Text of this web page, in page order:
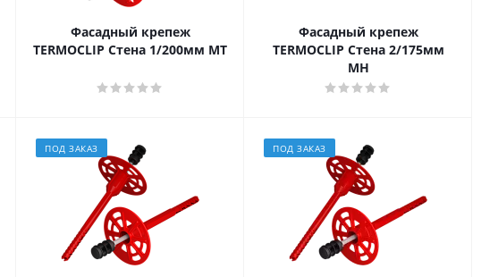
Фасадный крепеж
TERMOCLIP Стена 1/200мм МТ
Фасадный крепеж
TERMOCLIP Стена 2/175мм
MH
ПОД ЗАКАЗ ПОД ЗАКАЗ